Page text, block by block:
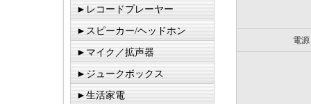
►レコードプレーヤー
►スピーカー/ヘッドホン
►マイク／拡声器
►ジュークボックス
►生活家電
電源